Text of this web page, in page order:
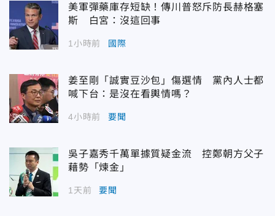
美軍彈藥庫存短缺！傳川普怒斥防長赫格塞
斯 白宮：沒這回事
1小時前 國際
姜至剛「誠實豆沙包」傷選情 黨內人士都
喊下台：是沒在看輿情嗎？
4小時前 要聞
吳子嘉秀千萬單據質疑金流 控鄭朝方父子
藉勢「煉金」
1天前 要聞